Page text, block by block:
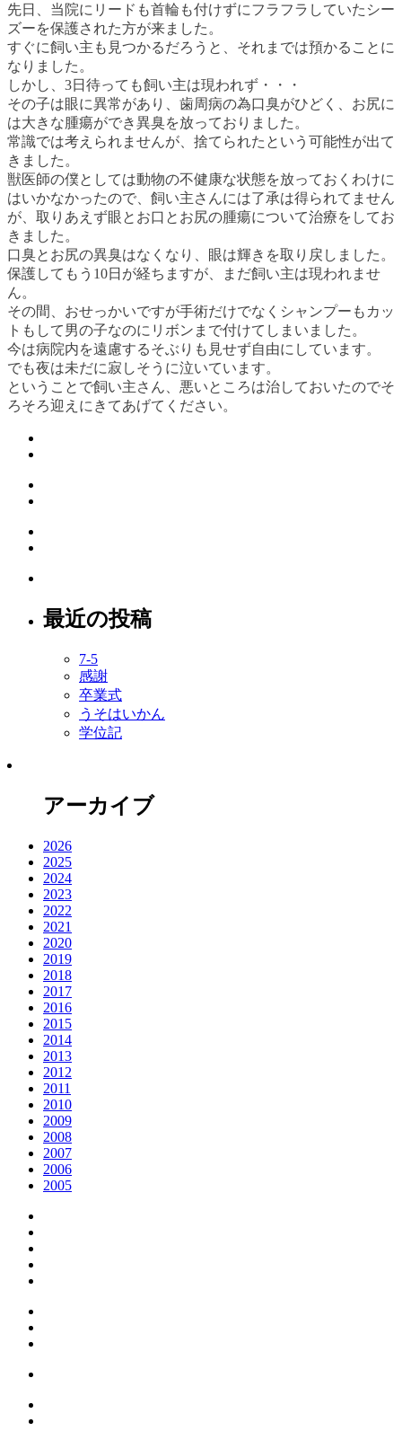
先日、当院にリードも首輪も付けずにフラフラしていたシー
ズーを保護された方が来ました。
すぐに飼い主も見つかるだろうと、それまでは預かることに
なりました。
しかし、3日待っても飼い主は現われず・・・
その子は眼に異常があり、歯周病の為口臭がひどく、お尻に
は大きな腫瘍ができ異臭を放っておりました。
常識では考えられませんが、捨てられたという可能性が出て
きました。
獣医師の僕としては動物の不健康な状態を放っておくわけに
はいかなかったので、飼い主さんには了承は得られてません
が、取りあえず眼とお口とお尻の腫瘍について治療をしてお
きました。
口臭とお尻の異臭はなくなり、眼は輝きを取り戻しました。
保護してもう10日が経ちますが、まだ飼い主は現われませ
ん。
その間、おせっかいですが手術だけでなくシャンプーもカッ
トもして男の子なのにリボンまで付けてしまいました。
今は病院内を遠慮するそぶりも見せず自由にしています。
でも夜は未だに寂しそうに泣いています。
ということで飼い主さん、悪いところは治しておいたのでそ
ろそろ迎えにきてあげてください。
最近の投稿
7-5
感謝
卒業式
うそはいかん
学位記
アーカイブ
2026
2025
2024
2023
2022
2021
2020
2019
2018
2017
2016
2015
2014
2013
2012
2011
2010
2009
2008
2007
2006
2005